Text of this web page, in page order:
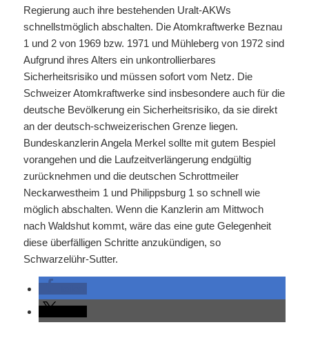
Regierung auch ihre bestehenden Uralt-AKWs
schnellstmöglich abschalten. Die Atomkraftwerke Beznau
1 und 2 von 1969 bzw. 1971 und Mühleberg von 1972 sind
Aufgrund ihres Alters ein unkontrollierbares
Sicherheitsrisiko und müssen sofort vom Netz. Die
Schweizer Atomkraftwerke sind insbesondere auch für die
deutsche Bevölkerung ein Sicherheitsrisiko, da sie direkt
an der deutsch-schweizerischen Grenze liegen.
Bundeskanzlerin Angela Merkel sollte mit gutem Bespiel
vorangehen und die Laufzeitverlängerung endgültig
zurücknehmen und die deutschen Schrottmeiler
Neckarwestheim 1 und Philippsburg 1 so schnell wie
möglich abschalten. Wenn die Kanzlerin am Mittwoch
nach Waldshut kommt, wäre das eine gute Gelegenheit
diese überfälligen Schritte anzukündigen, so
Schwarzelühr-Sutter.